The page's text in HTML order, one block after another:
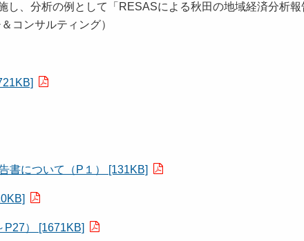
、分析の例として「RESASによる秋田の地域経済分析報
コンサルティング）
書について（P１） [131KB]
） [1671KB]